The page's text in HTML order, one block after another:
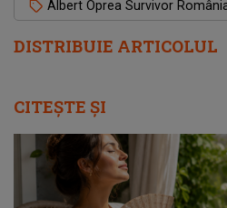
DISTRIBUIE ARTICOLUL
Albert Oprea Survivor
CITEȘTE ȘI